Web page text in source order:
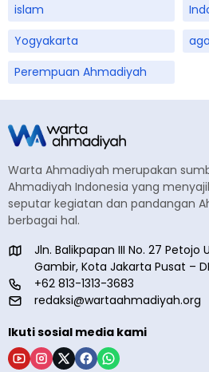
islam
Yogyakarta
Perempuan Ahmadiyah
Warta Ahmadiyah merupakan
Ahmadiyah Indonesia yang
seputar kegiatan dan pandangan
berbagai hal.
Jln. Balikpapan III No. 27
Gambir, Kota Jakarta Pusat –
+62 813-1313-3683
redaksi@wartaahmadiyah.org
Ikuti sosial media kami